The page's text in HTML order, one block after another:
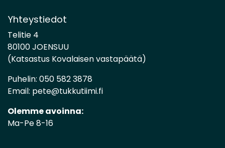
Yhteystiedot
Telitie 4
80100 JOENSUU
(Katsastus Kovalaisen vastapäätä)
Puhelin: 050 582 3878
Email: pete@tukkutiimi.fi
Olemme avoinna:
Ma-Pe 8-16